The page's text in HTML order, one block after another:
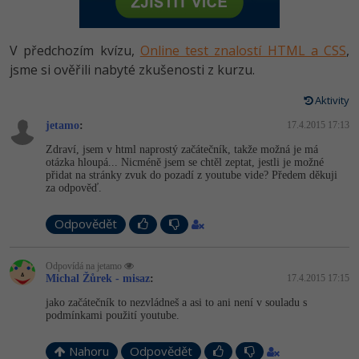
HTML5, CSS3, Bootstrap, SEO
SQL a databáze
UML a návrhové vzory
React
Spring
PHP
JavaScript
HTML / CSS
UML a návrhové vzory
MySQL/MariaDB
MS-SQL
SQLite
Vývojář mobilních aplikací
Specialista na AI a bigdata
Webdesigner
Tester
Grafik / UX/UI návrhář
3D grafik
Projektový manažer
Databázový analytik
-80%
JavaScript -80%
-80%
C++
Swift -80%
-80%
VB.NET
SQL
Návrh SW -80%
Digitální gramotnost
Marketing -30%
SEO
UX
-25%
Copywriting -30%
MS Office -80%
Photoshop -80%
Adobe Illustrator -80%
Adobe XD
Adobe InDesign -25%
Inkscape
Fotografování -80%
V předchozím kvízu, Online test znalostí HTML a CSS,
jsme si ověřili nabyté zkušenosti z kurzu.
Aktivity
jetamo: 17.4.2015 17:13
Zdraví, jsem v html naprostý začátečník, takže možná je má
otázka hloupá... Nicméně jsem se chtěl zeptat, jestli je možné
přidat na stránky zvuk do pozadí z youtube vide? Předem děkuji
za odpověď.
Odpovědět
Odpovídá na jetamo
Michal Žůrek - misaz: 17.4.2015 17:15
jako začátečník to nezvládneš a asi to ani není v souladu s
podmínkami použití youtube.
Nahoru Odpovědět